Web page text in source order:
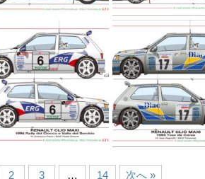
2 3 … 14 次へ »